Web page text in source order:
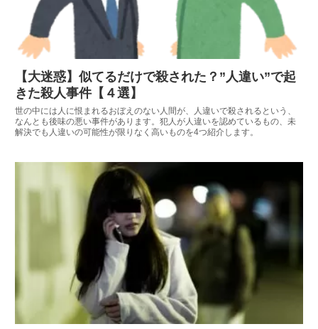
【大迷惑】似てるだけで殺された？”人違い”で起
きた殺人事件【４選】
世の中には人に恨まれるおぼえのない人間が、人違いで殺されるという、
なんとも後味の悪い事件があります。犯人が人違いを認めているもの、未
解決でも人違いの可能性が限りなく高いものを4つ紹介します。